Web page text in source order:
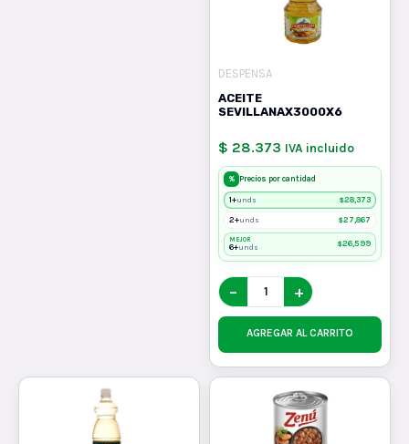
DESPENSA
ACEITE
SEVILLANAX3000X6
$ 28.373 IVA incluido
% Precios por cantidad
1+unds $28,373
2+unds $27,867
MEJOR
6+unds $26,599
− +
AGREGAR AL CARRITO